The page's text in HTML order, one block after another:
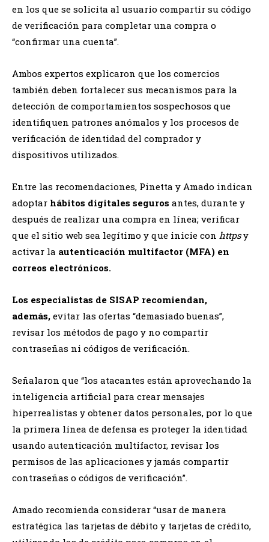
en los que se solicita al usuario compartir su código
de verificación para completar una compra o
“confirmar una cuenta”.
Ambos expertos explicaron que los comercios
también deben fortalecer sus mecanismos para la
detección de comportamientos sospechosos que
identifiquen patrones anómalos y los procesos de
verificación de identidad del comprador y
dispositivos utilizados.
Entre las recomendaciones, Pinetta y Amado indican
adoptar hábitos digitales seguros antes, durante y
después de realizar una compra en línea; verificar
que el sitio web sea legítimo y que inicie con httpsy
activar la autenticación multifactor (MFA) en
correos electrónicos.
Los especialistas de SISAP recomiendan,
además, evitar las ofertas “demasiado buenas”,
revisar los métodos de pago y no compartir
contraseñas ni códigos de verificación.
Señalaron que “los atacantes están aprovechando la
inteligencia artificial para crear mensajes
hiperrealistas y obtener datos personales, por lo que
la primera línea de defensa es proteger la identidad
usando autenticación multifactor, revisar los
permisos de las aplicaciones y jamás compartir
contraseñas o códigos de verificación”.
Amado recomienda considerar “usar de manera
estratégica las tarjetas de débito y tarjetas de crédito,